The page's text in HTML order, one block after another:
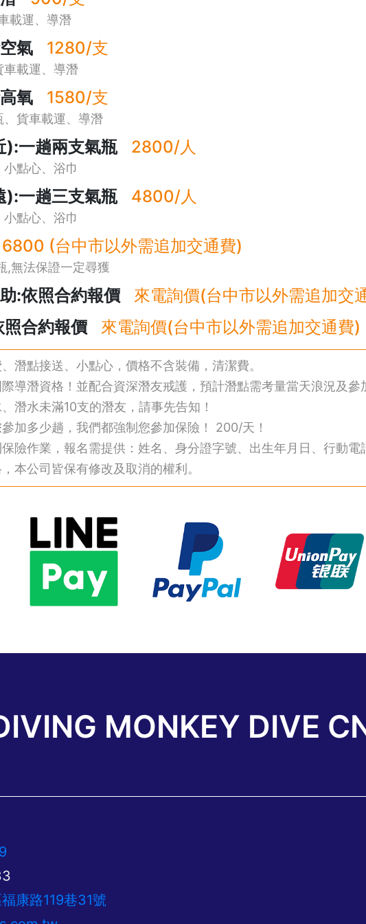
載運、導潛
氣 1280/支
車載運、導潛
氧 1580/支
、貨車載運、導潛
):一趟兩支氣瓶 2800/人
點心、浴巾
):一趟三支氣瓶 4800/人
點心、浴巾
6800 (台中市以外需追加交通費)
,無法保證一定尋獲
:依照合約報價
來電詢價(台中市以外需追加交
合約報價
來電詢價(台中市以外需追加交通費)
潛點接送、小點心，價格不含裝備，清潔費。
導潛資格！並配合資深潛友戒護，預計潛點需考量當天浪況及參
潛水未滿10支的潛友，請事先告知！
加多少趟，我們都強制您參加保險！ 200/天！
險作業，報名需提供：姓名、身分證字號、出生年月日、行動電
本公司皆保有修改及取消的權利。
MONKEY DIVE
康路119巷31號